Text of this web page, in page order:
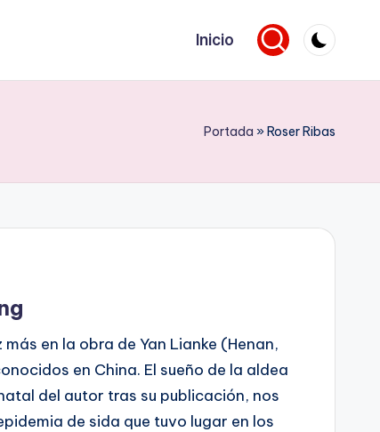
Inicio
Portada »Roser Ribas
en la obra de Yan Lianke (Henan,
en China. El sueño de la aldea
del autor tras su publicación, nos
de sida que tuvo lugar en los